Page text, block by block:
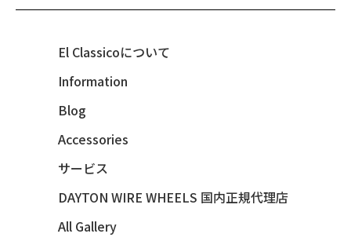
40 LINCOLN ZEPHYR *V12*
47 CHEVY FLEETMASTER CONV
48 CHEVY 3100 *Q-CHINCO
48 CHEVY FLEET AEROSEDAN
48 CHEVY FLEETMASTER CONV
49 MERCURY *MERC9*
El Classicoについて
Information
Blog
Accessories
サービス
DAYTON WIRE WHEELS 国内正規代理店
All Gallery